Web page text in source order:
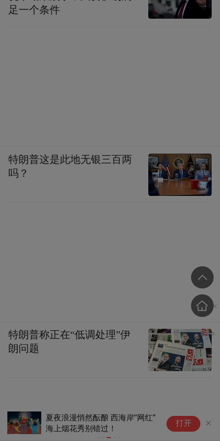
夏夜浪漫悄然酝酿 西海岸“网红”
海上烟花秀别错过！
打开
足一个条件
特朗普这是此地无银三百两
吗？
特朗普称正在“低调处理”伊
朗问题